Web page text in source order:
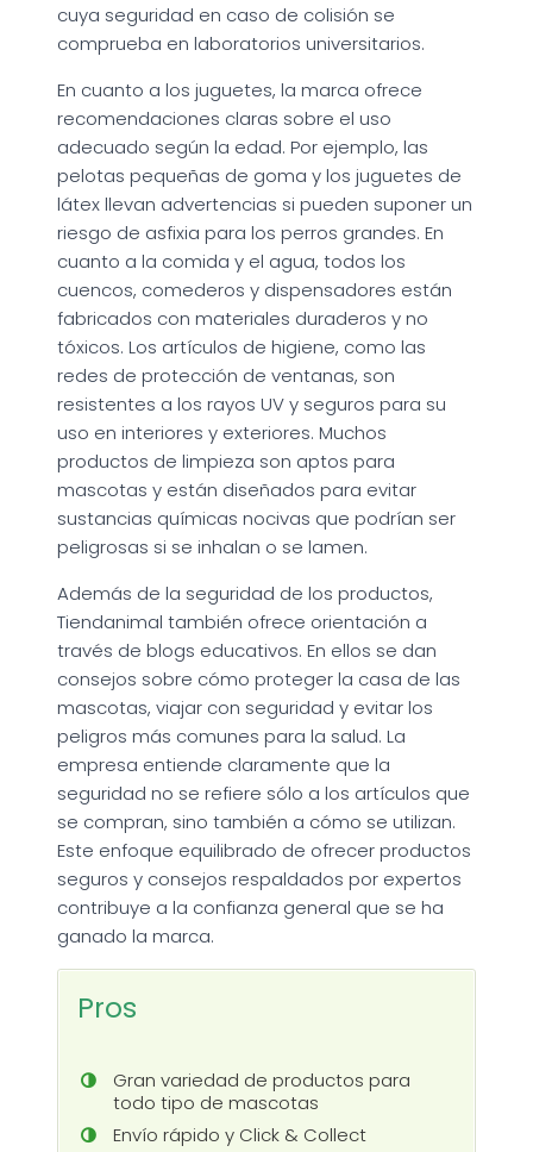
cuya seguridad en caso de colisión se
comprueba en laboratorios universitarios.
En cuanto a los juguetes, la marca ofrece
recomendaciones claras sobre el uso
adecuado según la edad. Por ejemplo, las
pelotas pequeñas de goma y los juguetes de
látex llevan advertencias si pueden suponer un
riesgo de asfixia para los perros grandes. En
cuanto a la comida y el agua, todos los
cuencos, comederos y dispensadores están
fabricados con materiales duraderos y no
tóxicos. Los artículos de higiene, como las
redes de protección de ventanas, son
resistentes a los rayos UV y seguros para su
uso en interiores y exteriores. Muchos
productos de limpieza son aptos para
mascotas y están diseñados para evitar
sustancias químicas nocivas que podrían ser
peligrosas si se inhalan o se lamen.
Además de la seguridad de los productos,
Tiendanimal también ofrece orientación a
través de blogs educativos. En ellos se dan
consejos sobre cómo proteger la casa de las
mascotas, viajar con seguridad y evitar los
peligros más comunes para la salud. La
empresa entiende claramente que la
seguridad no se refiere sólo a los artículos que
se compran, sino también a cómo se utilizan.
Este enfoque equilibrado de ofrecer productos
seguros y consejos respaldados por expertos
contribuye a la confianza general que se ha
ganado la marca.
Pros
Gran variedad de productos para
todo tipo de mascotas
Envío rápido y Click & Collect